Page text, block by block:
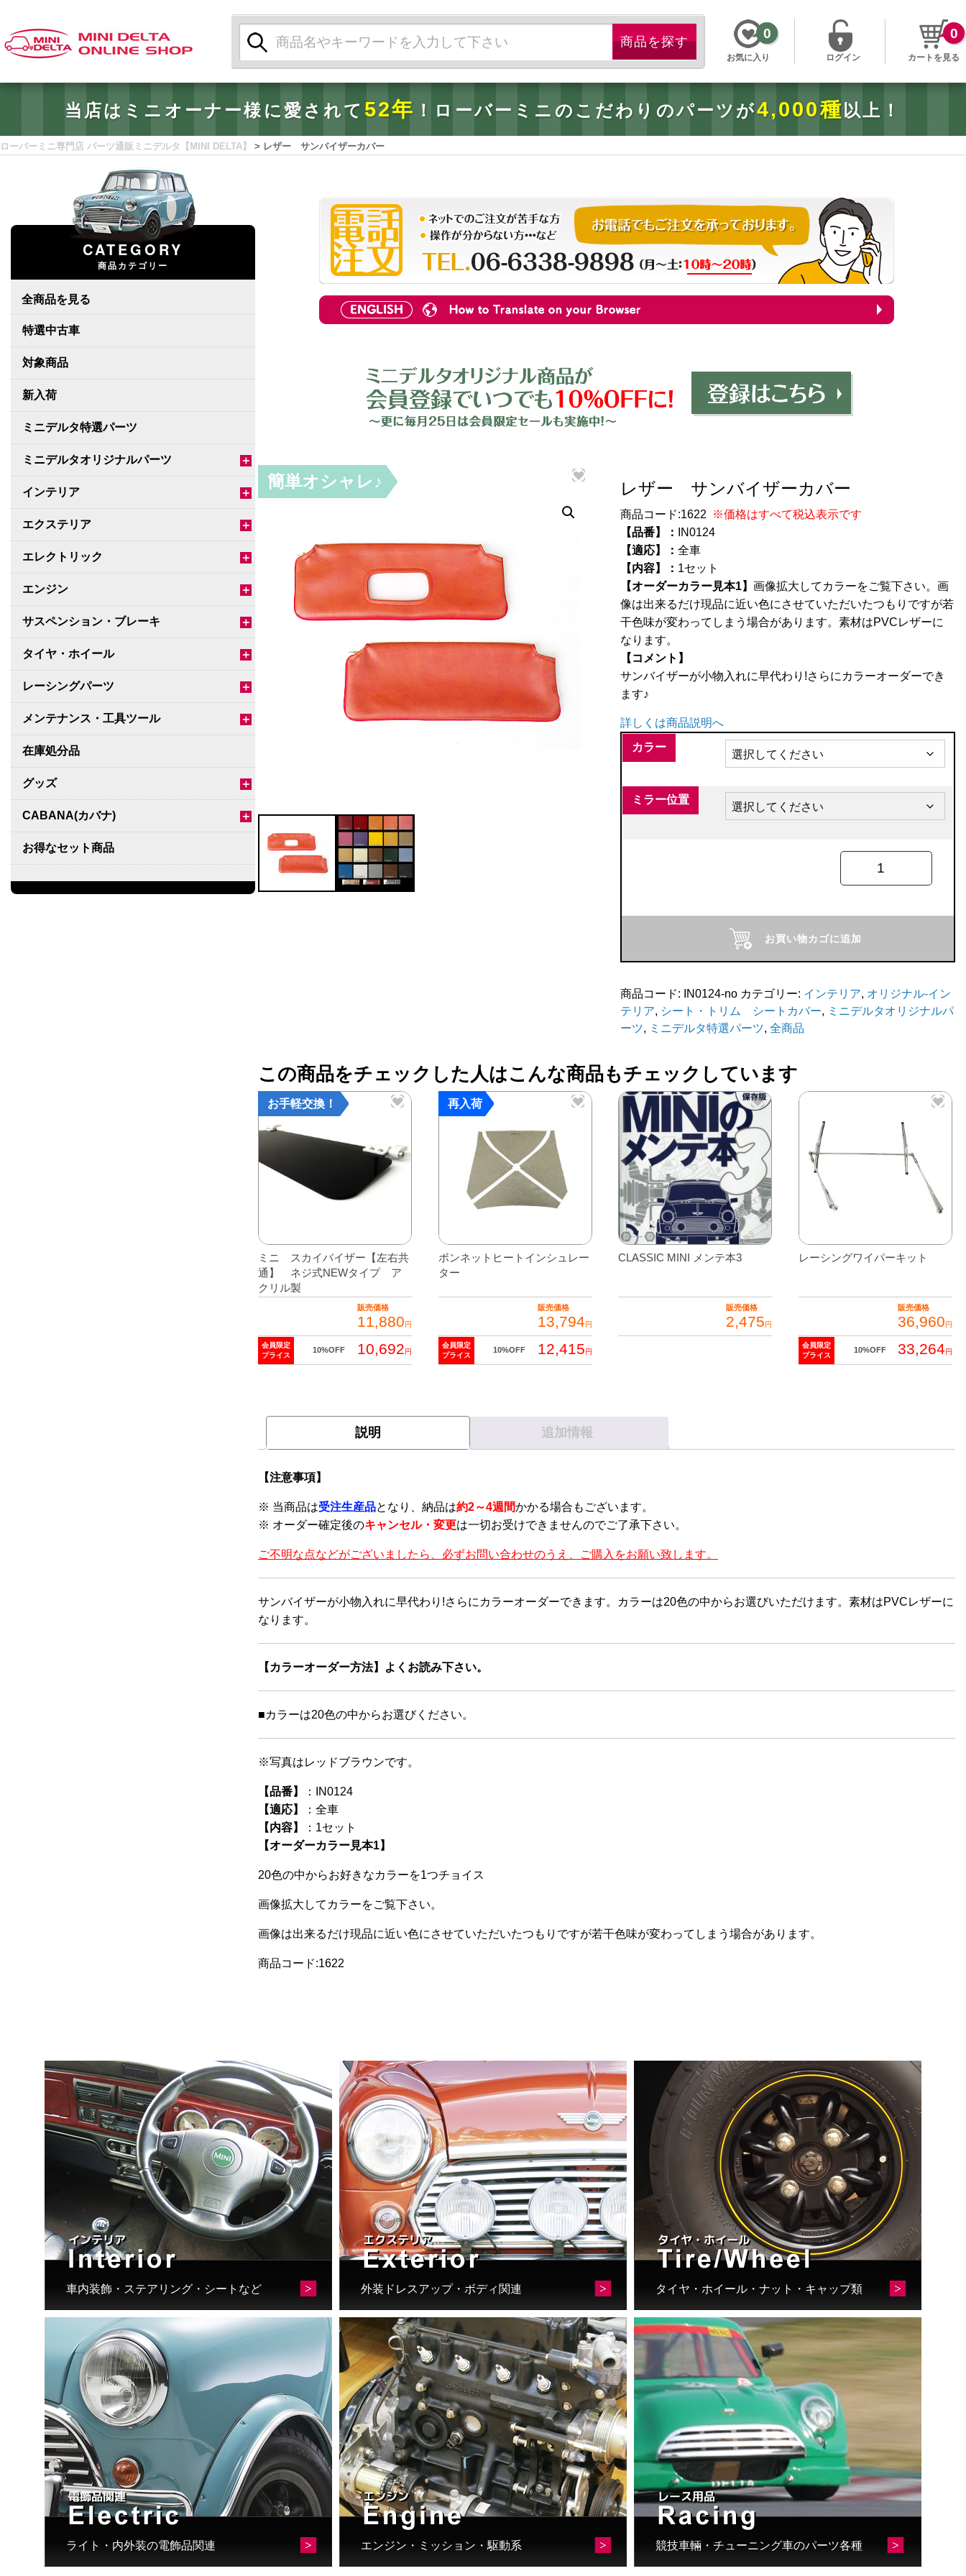
索:
お気に入り
0
ログイン カートを見る
0
当店はミニオーナー様に愛されて52年 ！ローバーミニのこだわりのパーツが4,000種 以上！
ローバーミニ専門店 パーツ通販ミニデルタ【MINI DELTA】 > レザー サンバイザーカバー
CATEGORY
商品カテゴリー
全商品を見る
特選中古車
対象商品
新入荷
ミニデルタ特選パーツ
＋
ミニデルタオリジナルパーツ
＋
インテリア
＋
エクステリア
＋
エレクトリック
＋
エンジン
＋
サスペンション・ブレーキ
＋
タイヤ・ホイール
＋
レーシングパーツ
＋
メンテナンス・工具ツール
在庫処分品
＋
グッズ
＋
CABANA(カバナ)
お得なセット商品
チームマルヤマ
簡単オシャレ♪ レザー サンバイザーカバー
商品コード:1622
※価格はすべて税込表示です
【品番】：
IN0124
【適応】：全車
【内容】： 1セット
【オーダーカラー見本1】画像拡大してカラーをご覧下さい。画
像は出来るだけ現品に近い色にさせていただいたつもりですが若
干色味が変わってしまう場合があります。素材はPVCレザーに
なります。
【コメント】
サンバイザーが小物入れに早代わり!さらにカラーオーダーでき
ます♪
詳しくは商品説明へ
カラー
ミラー位置
バ
ザ
ー
個
お買い物カゴに追加
商品コード: IN0124-no カテゴリー: インテリア, オリジナル-イン
テリア, シート・トリム シートカバー, ミニデルタオリジナルパ
ーツ, ミニデルタ特選パーツ,全商品
この商品をチェックした人はこんな商品もチェックしています
お手軽交換！
ミニ スカイバイザー【左右共
通】 ネジ式NEWタイプ ア
クリル製
販売価格
11,880円
会員限定
プライス
10%OFF 10,692円
再入荷
ボンネットヒートインシュレー
ター
販売価格
13,794円
会員限定
プライス
10%OFF 12,415円
CLASSIC MINI メンテ本3
販売価格
2,475円
レーシングワイパーキット
販売価格
36,960円
会員限定
プライス
10%OFF 33,264円
説明 追加情報
【注意事項】
※ 当商品は受注生産品となり、納品は約2～4週間かかる場合もございます。
※ オーダー確定後のキャンセル・変更は一切お受けできませんのでご了承下さい。
ご不明な点などがございましたら、必ずお問い合わせのうえ、ご購入をお願い致します。
サンバイザーが小物入れに早代わり!さらにカラーオーダーできます。カラーは20色の中からお選びいただけます。素材はPVCレザーに
なります。
【カラーオーダー方法】よくお読み下さい。
■カラーは20色の中からお選びください。
※写真はレッドブラウンです。
【品番】
：IN0124
【適応】
：全車
【内容】
：1セット
【オーダーカラー見本1】
20色の中からお好きなカラーを1つチョイス
画像拡大してカラーをご覧下さい。
画像は出来るだけ現品に近い色にさせていただいたつもりですが若干色味が変わってしまう場合があります。
商品コード:1622
車内装飾・ステアリング・シートなど 外装ドレスアップ・ボディ関連 タイヤ・ホイール・ナット・キャップ類
ライト・内外装の電飾品関連 エンジン・ミッション・駆動系 競技車輛・チューニング車のパーツ各種